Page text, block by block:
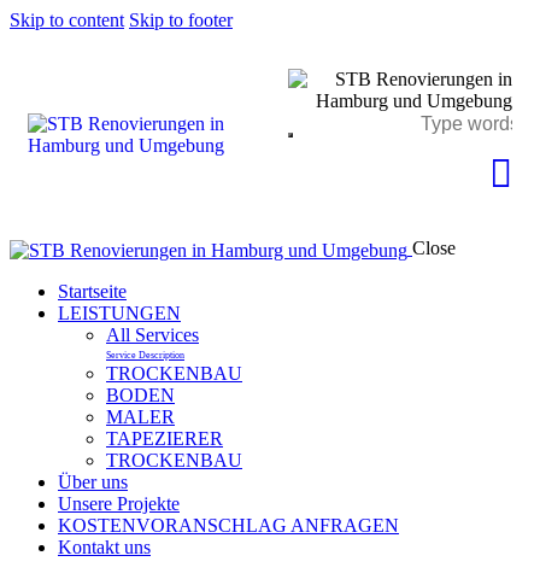
Skip to content Skip to footer
Close
Startseite
LEISTUNGEN
All Services
Service Description
TROCKENBAU
BODEN
MALER
TAPEZIERER
TROCKENBAU
Über uns
Unsere Projekte
KOSTENVORANSCHLAG ANFRAGEN
Kontakt uns